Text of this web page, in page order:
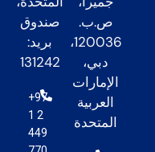
ص.ب.
120036،
دبي،
الإمارات
العربية
المتحدة
صندوق
بريد:
131242
+97
1 2
449